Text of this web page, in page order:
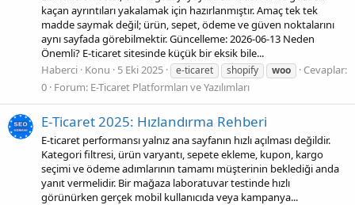
kaçan ayrıntıları yakalamak için hazırlanmıştır. Amaç tek tek
madde saymak değil; ürün, sepet, ödeme ve güven noktalarını
aynı sayfada görebilmektir. Güncelleme: 2026-06-13 Neden
Önemli? E-ticaret sitesinde küçük bir eksik bile...
Haberci Konu 5 Eki 2025 e-ticaret shopify woo
Cevaplar:
0 Forum: E-Ticaret Platformları ve Yazılımları
E‑Ticaret 2025: Hızlandırma Rehberi
E‑ticaret performansı yalnız ana sayfanın hızlı açılması değildir.
Kategori filtresi, ürün varyantı, sepete ekleme, kupon, kargo
seçimi ve ödeme adımlarının tamamı müşterinin beklediği anda
yanıt vermelidir. Bir mağaza laboratuvar testinde hızlı
görünürken gerçek mobil kullanıcıda veya kampanya...